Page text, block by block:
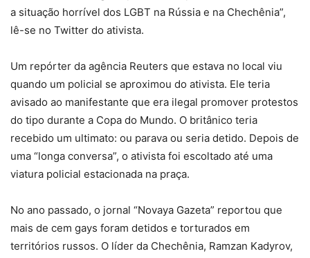
a situação horrível dos LGBT na Rússia e na Chechênia”,
lê-se no Twitter do ativista.
Um repórter da agência Reuters que estava no local viu
quando um policial se aproximou do ativista. Ele teria
avisado ao manifestante que era ilegal promover protestos
do tipo durante a Copa do Mundo. O britânico teria
recebido um ultimato: ou parava ou seria detido. Depois de
uma “longa conversa”, o ativista foi escoltado até uma
viatura policial estacionada na praça.
No ano passado, o jornal “Novaya Gazeta” reportou que
mais de cem gays foram detidos e torturados em
territórios russos. O líder da Chechênia, Ramzan Kadyrov,